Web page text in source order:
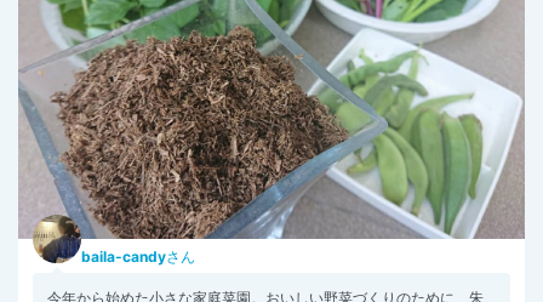
baila-candyさん
今年から始めた小さな家庭菜園。おいしい野菜づくりのために、朱